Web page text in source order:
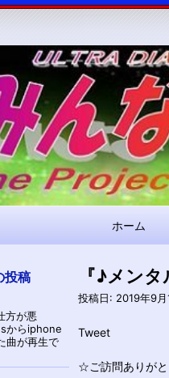
ホーム
『♪メン
投稿日: 2019年9
Tweet
☆ご訪問ありがと
投稿
方が悪
からiphone
曲が再生で